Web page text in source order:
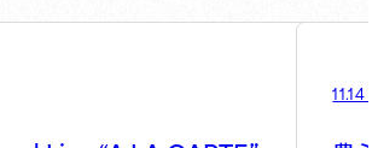
11.14(